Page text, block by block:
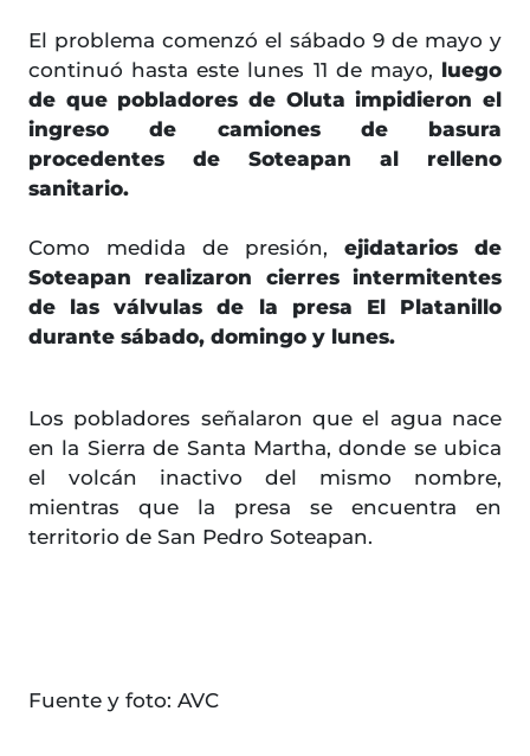
El problema comenzó el sábado 9 de mayo y
continuó hasta este lunes 11 de mayo, luego
de que pobladores de Oluta impidieron el
ingreso de camiones de basura
procedentes de Soteapan al relleno
sanitario.
Como medida de presión, ejidatarios de
Soteapan realizaron cierres intermitentes
de las válvulas de la presa El Platanillo
durante sábado, domingo y lunes.
Los pobladores señalaron que el agua nace
en la Sierra de Santa Martha, donde se ubica
el volcán inactivo del mismo nombre,
mientras que la presa se encuentra en
territorio de San Pedro Soteapan.
Fuente y foto: AVC